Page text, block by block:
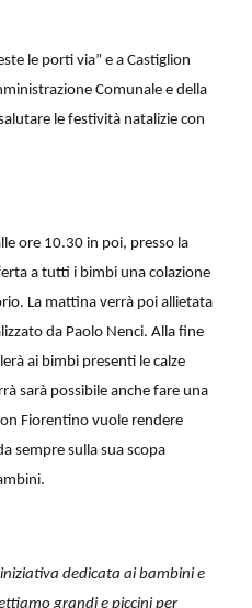
le porti via” e a Castiglion
Comunale e della
le festività natalizie con
ore 10.30 in poi, presso la
a tutti i bimbi una colazione
La mattina verrà poi allietata
da Paolo Nenci. Alla fine
ai bimbi presenti le calze
sarà possibile anche fare una
Fiorentino vuole rendere
sempre sulla sua scopa
dedicata ai bambini e
grandi e piccini per